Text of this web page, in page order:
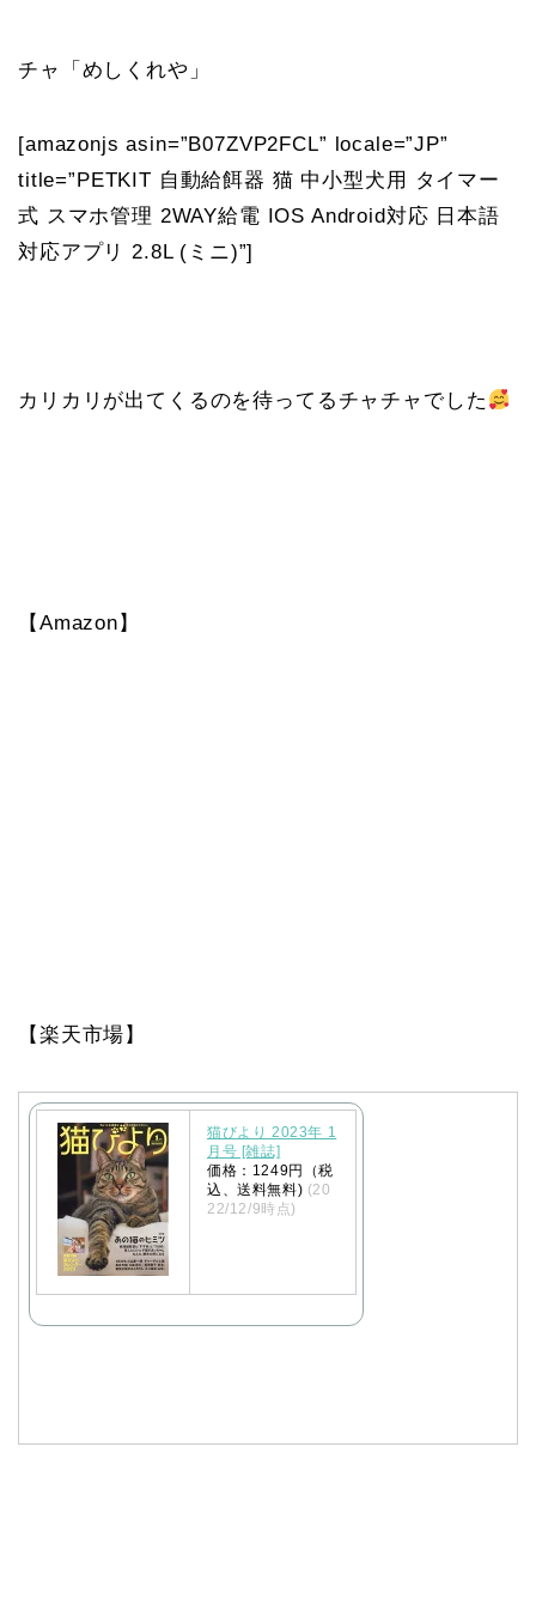
チャ「めしくれや」
[amazonjs asin=”B07ZVP2FCL” locale=”JP”
title=”PETKIT 自動給餌器 猫 中小型犬用 タイマー
式 スマホ管理 2WAY給電 IOS Android対応 日本語
対応アプリ 2.8L (ミニ)”]
カリカリが出てくるのを待ってるチャチャでした
【Amazon】
【楽天市場】
猫びより 2023年 1
月号 [雑誌]
価格：1249円（税
込、送料無料) (20
22/12/9時点)